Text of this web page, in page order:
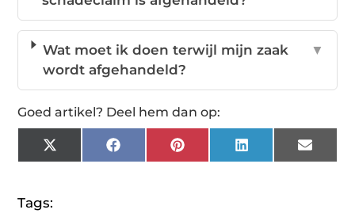
Wat moet ik doen terwijl mijn zaak
wordt afgehandeld?
▼
Goed artikel? Deel hem dan op:
X
(Twitter)
FacebookPinterestLinkedInEmail
Tags: